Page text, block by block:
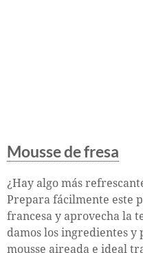
Mousse de fresa
¿Hay algo más
Prepara fácilmente este
francesa y aprovecha la
damos los ingredientes y
mousse aireada e ideal